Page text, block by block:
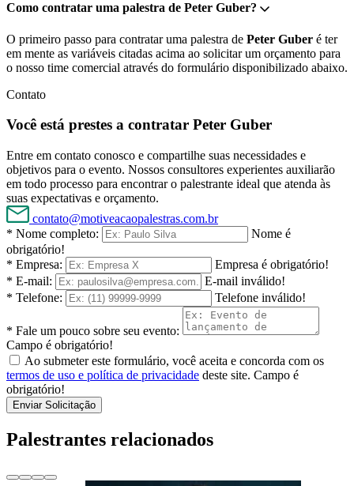
Como contratar uma palestra de Peter Guber?
O primeiro passo para contratar uma palestra de Peter Guber é ter
em mente as variáveis citadas acima ao solicitar um orçamento para
o nosso time comercial através do formulário disponibilizado abaixo.
Contato
Você está prestes a contratar Peter Guber
Entre em contato conosco e compartilhe suas necessidades e
objetivos para o evento. Nossos consultores experientes auxiliarão
em todo processo para encontrar o palestrante ideal que atenda às
suas expectativas e orçamento.
contato@motiveacaopalestras.com.br
* Nome completo:
Nome é
obrigatório!
* Empresa:
Empresa é obrigatório!
* E-mail:
E-mail inválido!
* Telefone:
Telefone inválido!
* Fale um pouco sobre seu evento:
Campo é obrigatório!
Ao submeter este formulário, você aceita e concorda com os
termos de uso e política de privacidade deste site. Campo é
obrigatório!
Enviar Solicitação
Palestrantes relacionados